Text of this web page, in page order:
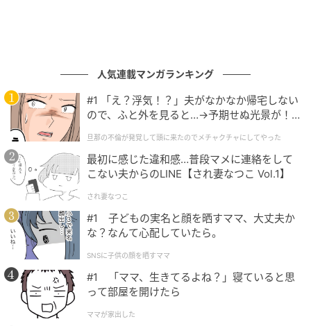
を設け、家族に関わる大きな金額の出費はお互いの意
見をきちんと聞いて、相談して決めようという結論に
至りました。
子どもたちの安全も、生活の安心も、どちらも大切に
していきたいからこそ、互いの意見を冷静に伝え合う
ことが必要なのだと感じています。これからはお互い
が納得できるかたちで家庭のお金を使えるよう、少し
ずつ歩み寄っていきたいと考えています。
著者：野中 まゆ／30代女性。2022年生まれの男女双
子の母。13年保育士として勤務。出産を機に退職し、
現在は保育士経験や自身の子育て体験をもとに、在宅
で執筆業務をおこなっている。
人気連載マンガランキング
#1 「え？浮気！？」夫がなかなか帰宅しない
ので、ふと外を見ると…→予期せぬ光景が！
クチャにしてやった
旦那の不倫が発覚して頭に来たのでメチャクチャにしてやった
最初に感じた違和感…普段マメに連絡をして
こない夫からのLINE【され妻なつこ Vol.1】
され妻なつこ
#1 子どもの実名と顔を晒すママ、大丈夫か
な？なんて心配していたら。
SNSに子供の顔を晒すママ
#1 「ママ、生きてるよね？」寝ていると思
って部屋を開けたら
ママが家出した